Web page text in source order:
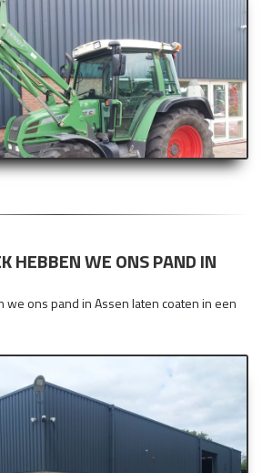
HEBBEN WE ONS PAND IN
ons pand in Assen laten coaten in een